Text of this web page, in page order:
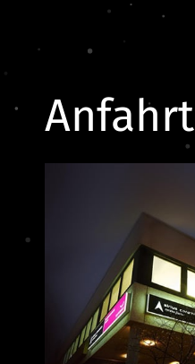
Anfahrt